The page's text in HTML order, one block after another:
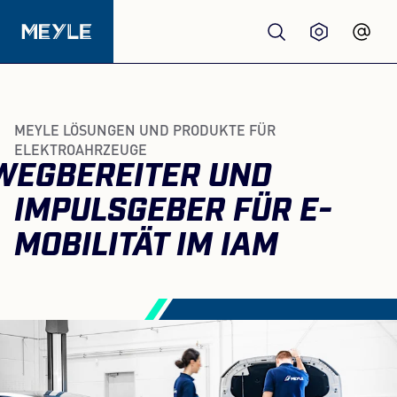
Qualität
Werkstätten
Über Uns
MEYLE LÖSUNGEN UND PRODUKTE FÜR
ELEKTROAHRZEUGE
UND
IMPULSGEBER FÜR E-
MOBILITÄT IM IAM